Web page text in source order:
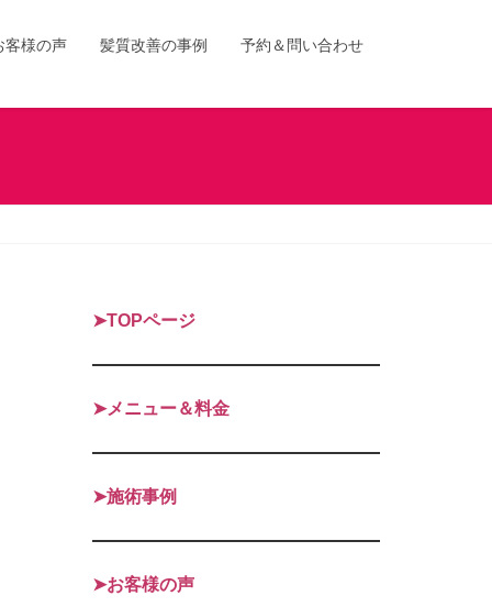
客様の声 髪質改善の事例 予約＆問い合わせ
➤TOPページ
➤メニュー＆料金
➤施術事例
➤お客様の声